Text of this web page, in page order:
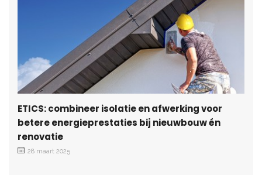
ETICS: combineer isolatie en afwerking voor
betere energieprestaties bij nieuwbouw én
renovatie
28 maart 2025